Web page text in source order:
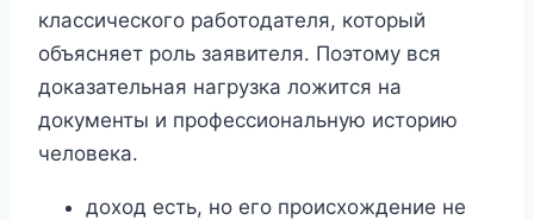
классического работодателя, который
объясняет роль заявителя. Поэтому вся
доказательная нагрузка ложится на
документы и профессиональную историю
человека.
доход есть, но его происхождение не